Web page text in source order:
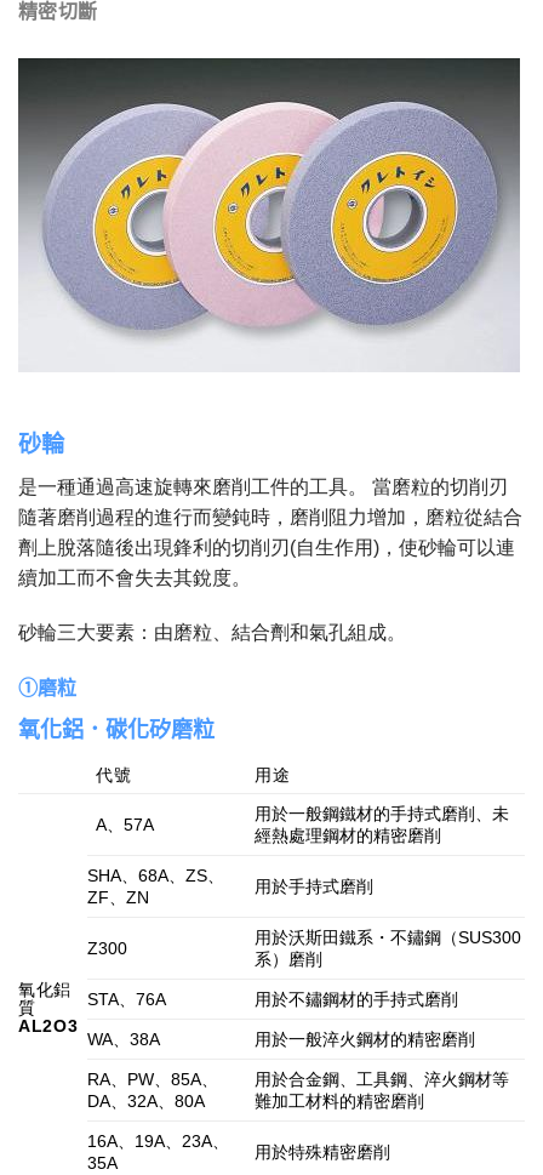
精密切斷
砂輪
是一種通過高速旋轉來磨削工件的工具。 當磨粒的切削刃
隨著磨削過程的進行而變鈍時，磨削阻力增加，磨粒從結合
劑上脫落隨後出現鋒利的切削刃(自生作用)，使砂輪可以連
續加工而不會失去其銳度。
砂輪三大要素：由磨粒、結合劑和氣孔組成。
①磨粒
氧化鋁．碳化矽磨粒
代號 用途
氧化鋁
質
AL2O3
A、57A
用於一般鋼鐵材的手持式磨削、未
經熱處理鋼材的精密磨削
SHA、68A、ZS、
ZF、ZN
用於手持式磨削
Z300
用於沃斯田鐵系・不鏽鋼（SUS300
系）磨削
STA、76A 用於不鏽鋼材的手持式磨削
WA、38A 用於一般淬火鋼材的精密磨削
RA、PW、85A、
DA、32A、80A
用於合金鋼、工具鋼、淬火鋼材等
難加工材料的精密磨削
16A、19A、23A、
35A
用於特殊精密磨削